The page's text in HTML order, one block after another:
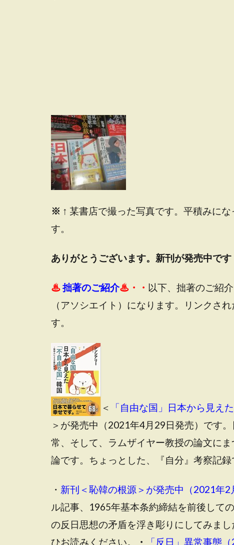
※ ↑ 某書店で撮った写真です。平積みに
す。
ありがとうございます。新刊が発売中です
♨拙著のご紹介♨・・ 以下、拙著のご紹介
（アソシエイト）になります。
リンクさ
す。
＜
「自由な国」日本から見え
＞が発売中（2021年4月29日発売）です
常、そして、ラムザイヤー教授の論文に
論です。ちょっとした、『自分』考察記録
・ 新刊＜恥韓の根源＞が発売中（2021年2
ル記事、1965年基本条約締結を前後して
の反日思想の矛盾を浮き彫りにしてみまし
ひお読みください。
・ 「反日」異常事態